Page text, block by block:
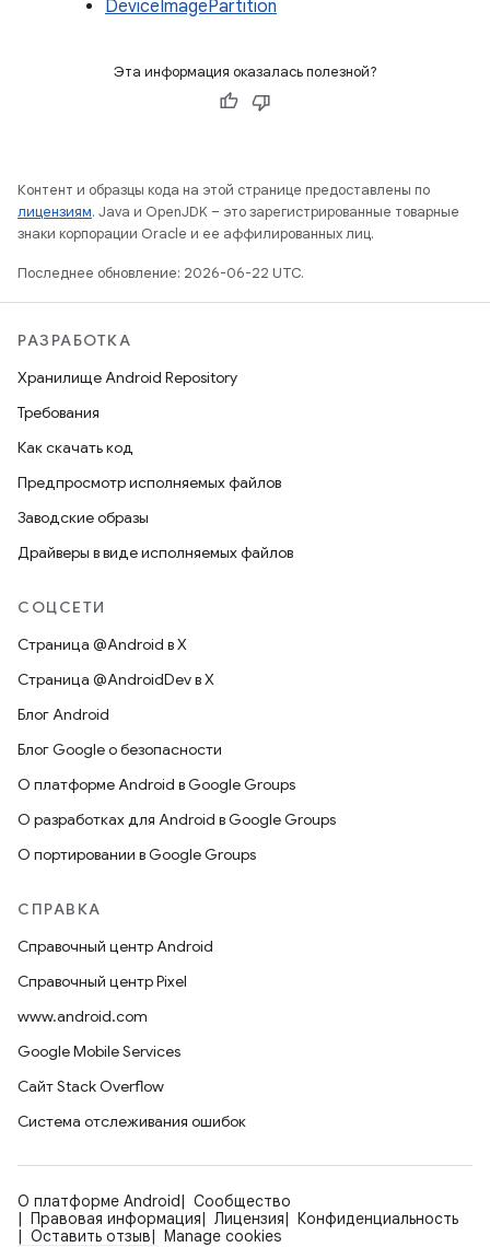
DeviceImagePartition
Эта информация оказалась полезной?
Контент и образцы кода на этой странице предоставлены по
лицензиям. Java и OpenJDK – это зарегистрированные товарные
знаки корпорации Oracle и ее аффилированных лиц.
Последнее обновление: 2026-06-22 UTC.
РАЗРАБОТКА
Хранилище Android Repository
Требования
Как скачать код
Предпросмотр исполняемых файлов
Заводские образы
Драйверы в виде исполняемых файлов
СОЦСЕТИ
Страница @Android в X
Страница @AndroidDev в X
Блог Android
Блог Google о безопасности
О платформе Android в Google Groups
О разработках для Android в Google Groups
О портировании в Google Groups
СПРАВКА
Справочный центр Android
Справочный центр Pixel
www.android.com
Google Mobile Services
Сайт Stack Overflow
Система отслеживания ошибок
О платформе Android
Сообщество
Правовая информация
Лицензия
Конфиденциальность
Оставить отзыв
Manage cookies